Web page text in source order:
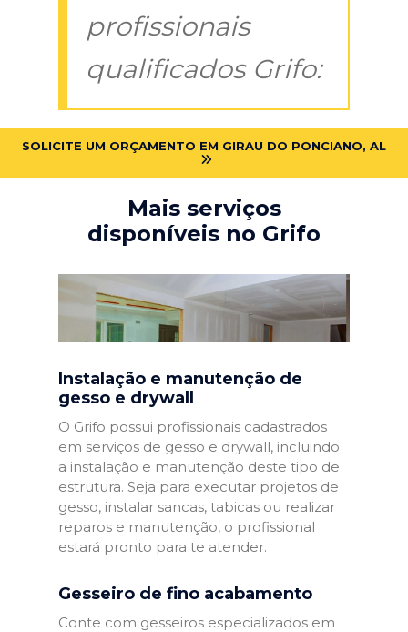
profissionais
qualificados Grifo:
SOLICITE UM ORÇAMENTO EM GIRAU DO PONCIANO, AL
Mais serviços
disponíveis no Grifo
Instalação e manutenção de
gesso e drywall
O Grifo possui profissionais cadastrados
em serviços de gesso e drywall, incluindo
a instalação e manutenção deste tipo de
estrutura. Seja para executar projetos de
gesso, instalar sancas, tabicas ou realizar
reparos e manutenção, o profissional
estará pronto para te atender.
Gesseiro de fino acabamento
Conte com gesseiros especializados em